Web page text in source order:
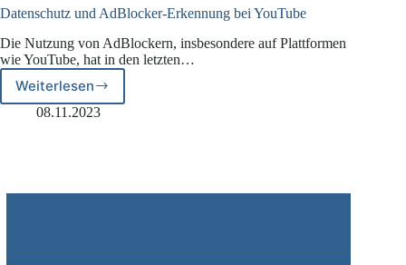
RL
Datenschutz und AdBlocker-Erkennung bei YouTube
Die Nutzung von AdBlockern, insbesondere auf Plattformen
wie YouTube, hat in den letzten…
WeiterlesenDatenschutz
und
08.11.2023